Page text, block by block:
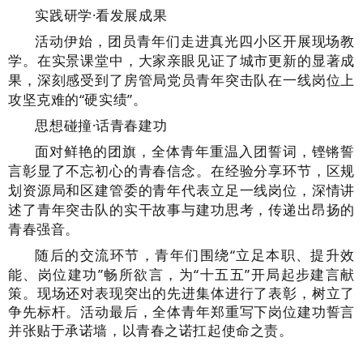
实践研学·看发展成果
活动伊始，团员青年们走进真光四小区开展现场教
学。在实景课堂中，大家亲眼见证了城市更新的显著成
果，深刻感受到了房管局党员青年突击队在一线岗位上
攻坚克难的“硬实绩”。
思想碰撞·话青春建功
面对鲜艳的团旗，全体青年重温入团誓词，铿锵誓
言彰显了不忘初心的青春信念。在经验分享环节，区规
划资源局和区建管委的青年代表立足一线岗位，深情讲
述了青年突击队的实干故事与建功思考，传递出昂扬的
青春强音。
随后的交流环节，青年们围绕“立足本职、提升效
能、岗位建功”畅所欲言，为“十五五”开局起步建言献
策。现场还对表现突出的先进集体进行了表彰，树立了
争先标杆。活动最后，全体青年郑重写下岗位建功誓言
并张贴于承诺墙，以青春之诺扛起使命之责。